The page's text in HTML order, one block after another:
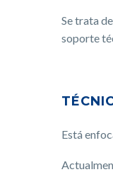
Se trata
soporte
Está